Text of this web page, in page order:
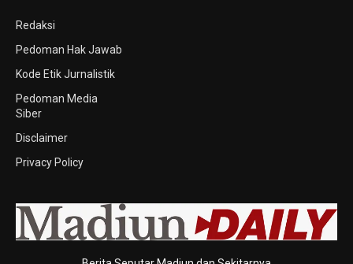
Redaksi
Pedoman Hak Jawab
Kode Etik Jurnalistik
Pedoman Media
Siber
Disclaimer
Privacy Policy